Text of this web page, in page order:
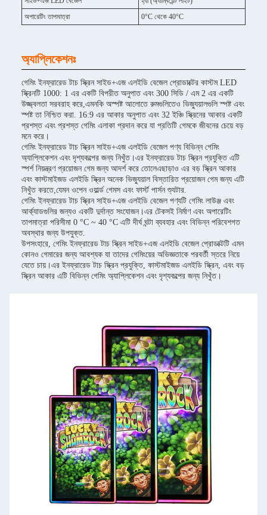
অপারেটিং তাপমাত্রা
0°C থেকে 40°C
অ্যাপ্লিকেশনঃ
গেমিং ইনফ্রারেড টাচ স্ক্রিন সাইড+এজ এলইডি বেজেল প্রোডাক্টের কাস্টম LED
স্ক্রিনটি 1000: 1 এর একটি বিপরীত অনুপাত এবং 300 সিডি / এম 2 এর একটি
উজ্জ্বলতা সরবরাহ করে,এমনকি অস্পষ্ট আলোতে রুমগুলিতেও ভিজ্যুয়ালগুলি স্পষ্ট এবং
স্পষ্ট তা নিশ্চিত করা. 16:9 এর আকার অনুপাত এবং 32 ইঞ্চি স্ক্রিনের আকার একটি
প্রশস্ত এবং প্রশস্ত গেমিং এলাকা প্রদান করে যা প্রতিটি গেমকে জীবনের চেয়ে বড়
মনে করে।
গেমিং ইনফ্রারেড টাচ স্ক্রিন সাইড+এজ এলইডি বেজেল পণ্য বিভিন্ন গেমিং
অ্যাপ্লিকেশন এবং দৃশ্যকল্পের জন্য নিখুঁত।এর ইনফ্রারেড টাচ স্ক্রিন প্রযুক্তি এটি
স্পর্শ নিয়ন্ত্রণ প্রয়োজন গেম জন্য আদর্শ করে তোলেএছাড়াও এর বড় স্ক্রিন আকার
এবং কাস্টমাইজড এলইডি স্ক্রিন অনেক ভিজ্যুয়াল বিস্তারিত প্রয়োজন গেম জন্য এটি
নিখুঁত করতে,যেমন ওপেন ওয়ার্ল্ড গেমস এবং ফার্স্ট পার্সন শ্যুটার.
গেমিং ইনফ্রারেড টাচ স্ক্রিন সাইড+এজ এলইডি বেজেল পণ্যটি গেমিং লাউঞ্জ এবং
আর্ক্যাডগুলির জন্যও একটি দুর্দান্ত সংযোজন।এর টেকসই নির্মাণ এবং অপারেটিং
তাপমাত্রা পরিসীমা 0 °C ~ 40 °C এটি দীর্ঘ ঘন্টা ব্যবহার এবং বিভিন্ন পরিবেশগত
অবস্থার জন্য উপযুক্ত.
উপসংহারে, গেমিং ইনফ্রারেড টাচ স্ক্রিন সাইড+এজ এলইডি বেজেল প্রোডাক্টটি এমন
কোনও গেমারের জন্য আবশ্যক যা তাদের গেমিংয়ের অভিজ্ঞতাকে পরবর্তী স্তরে নিয়ে
যেতে চায়।এর ইনফ্রারেড টাচ স্ক্রিন প্রযুক্তি, কাস্টমাইজড এলইডি স্ক্রিন, এবং বড়
স্ক্রিন আকার এটি বিভিন্ন গেমিং অ্যাপ্লিকেশন এবং দৃশ্যকল্পের জন্য নিখুঁত।